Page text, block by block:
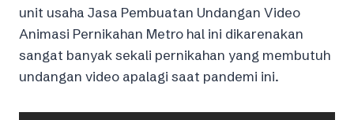
unit usaha Jasa Pembuatan Undangan Video
Animasi Pernikahan Metro hal ini dikarenakan
sangat banyak sekali pernikahan yang membutuh
undangan video apalagi saat pandemi ini.